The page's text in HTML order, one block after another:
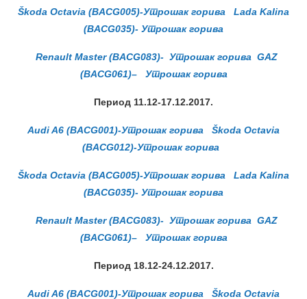
Škoda Octavia (BACG005)-Утрошак горива
Lada Kalina
(BACG035)- Утрошак горива
Renault Master (BACG083)- Утрошак горива GAZ
(BACG061)– Утрошак горива
Период 11.12-17.12.2017.
Audi A6 (BACG001)-Утрошак горива
Škoda Octavia
(BACG012)-Утрошак горива
Škoda Octavia (BACG005)-Утрошак горива
Lada Kalina
(BACG035)- Утрошак горива
Renault Master (BACG083)- Утрошак горива GAZ
(BACG061)– Утрошак горива
Период 18.12-24.12.2017.
Audi A6 (BACG001)-Утрошак горива
Škoda Octavia